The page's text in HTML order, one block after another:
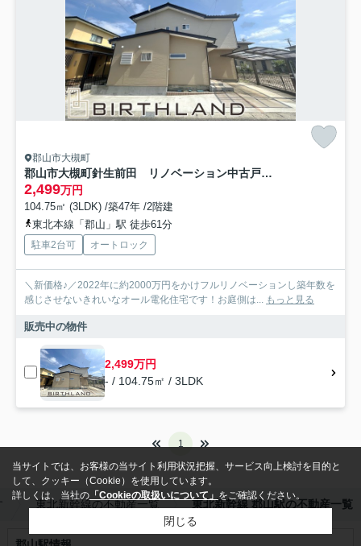
郡山市大槻町
郡山市大槻町針生前田 リノベーション中古戸建 開成小学校・第一中学校
2,499万円
104.75㎡ (3LDK) /築47年 /2階建
東北本線「郡山」駅 徒歩61分
駐車2台可 オートロック
＼新価格♪／2022年に約2000万円をかけフルリノベーションし築年数を
感じさせないきれいなオール電化住宅です！お庭側は...
もっと見る
販売中の物件
2,499万円
- / 104.75㎡ / 3LDK
1
東北新幹線の不動産一覧 東北新幹線 郡山駅の不動産一覧
当サイトでは、お客様の当サイト利用状況把握、サービス向上検討を目的と
して、クッキー（Cookie）を使用しています。
詳しくは、当社の 「Cookieの取扱いについて」 をご確認ください。
閉じる